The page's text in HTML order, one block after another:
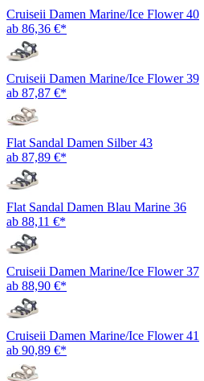
Cruiseii Damen Marine/Ice Flower 40
ab 86,36 €*
Cruiseii Damen Marine/Ice Flower 39
ab 87,87 €*
Flat Sandal Damen Silber 43
ab 87,89 €*
Flat Sandal Damen Blau Marine 36
ab 88,11 €*
Cruiseii Damen Marine/Ice Flower 37
ab 88,90 €*
Cruiseii Damen Marine/Ice Flower 41
ab 90,89 €*